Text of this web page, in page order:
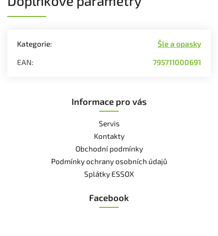
Kategorie: Šle a opasky
EAN: 795711000691
Informace pro vás
Servis
Kontakty
Obchodní podmínky
Podmínky ochrany osobních údajů
Splátky ESSOX
Facebook